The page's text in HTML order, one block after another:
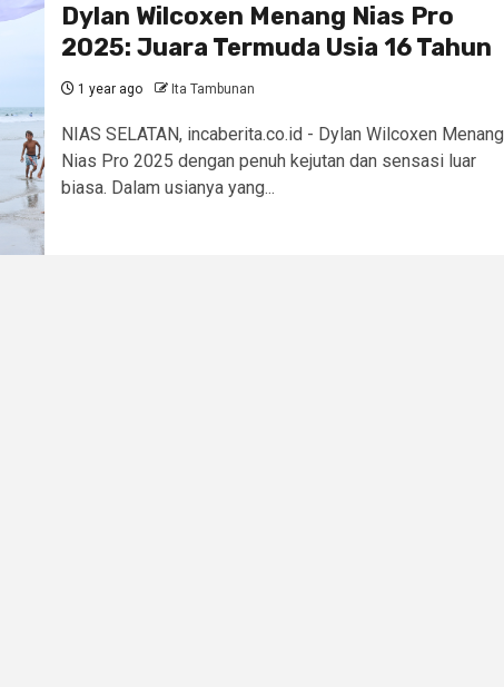
Dylan Wilcoxen Menang Nias Pro
2025: Juara Termuda Usia 16 Tahun
1 year ago Ita Tambunan
NIAS SELATAN, incaberita.co.id - Dylan Wilcoxen Menang
Nias Pro 2025 dengan penuh kejutan dan sensasi luar
biasa. Dalam usianya yang...